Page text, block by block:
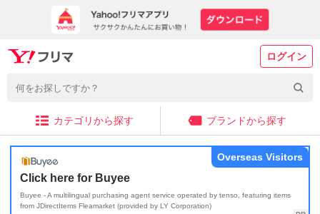
ログイン
カテゴリから探す ブランドから探す
Click here for Buyee
Buyee - A multilingual purchasing agent service operated by tenso, featuring items
from JDirectItems Fleamarket (provided by LY Corporation)
Overseas Visitors